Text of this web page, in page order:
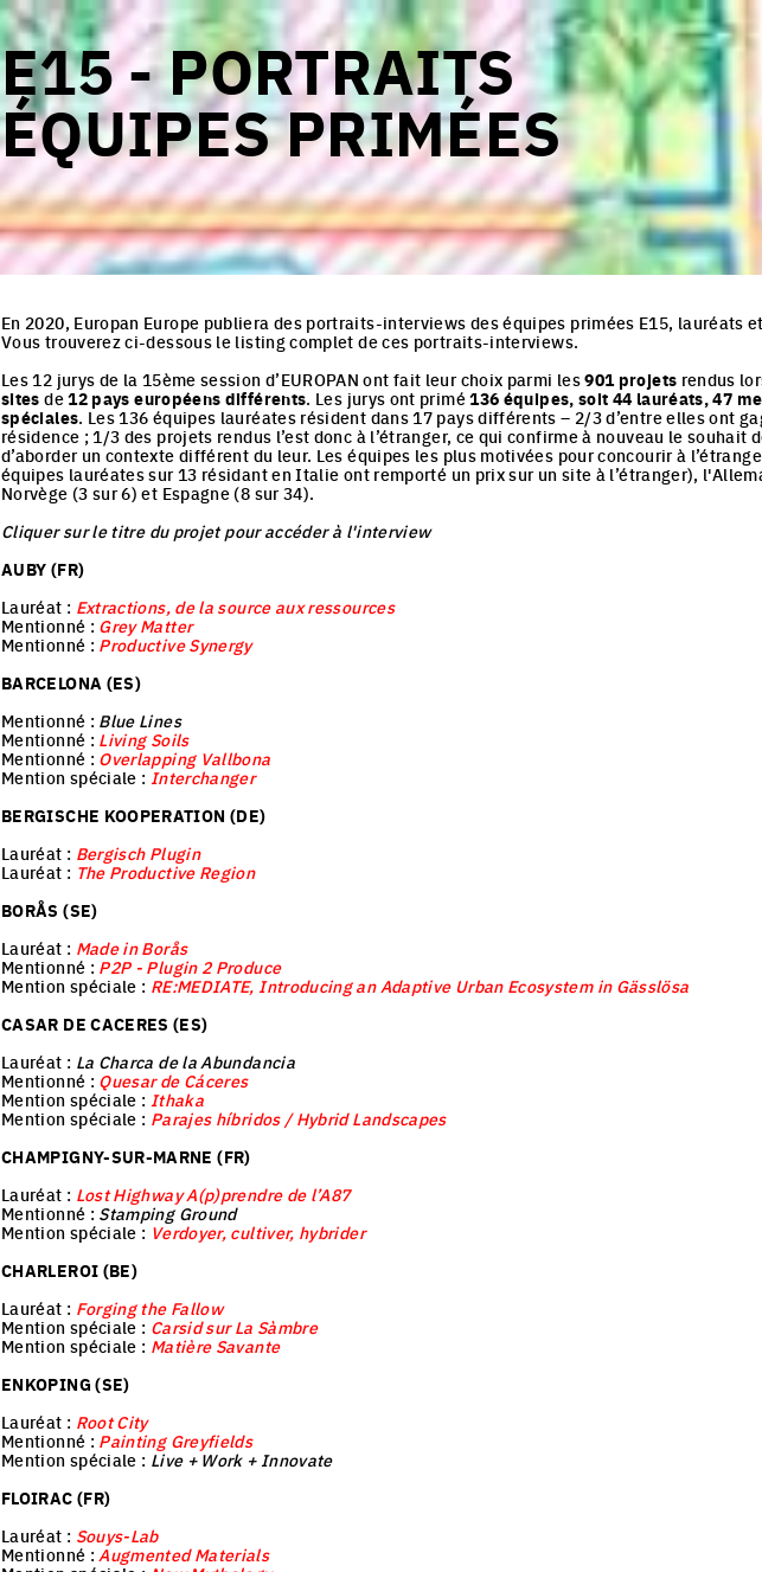
E15 - PORTRAITS
ÉQUIPES PRIMÉES
En 2020, Europan Europe publiera des portraits-interviews des équipes primées E15, lauréats
Vous trouverez ci-dessous le listing complet de ces portraits-interviews.
Les 12 jurys de la 15ème session d’EUROPAN ont fait leur choix parmi les901 projets rendus
sites de12 pays européens différents. Les jurys ont primé136 équipes, soit 44 lauréats, 47
spéciales. Les 136 équipes lauréates résident dans 17 pays différents – 2/3 d’entre elles ont
résidence ; 1/3 des projets rendus l’est donc à l’étranger, ce qui confirme à nouveau le souhait
d’aborder un contexte différent du leur. Les équipes les plus motivées pour concourir à
équipes lauréates sur 13 résidant en Italie ont remporté un prix sur un site à l’étranger),
Norvège (3 sur 6) et Espagne (8 sur 34).
Cliquer sur le titre du projet pour accéder à l'interview
AUBY (FR)
Lauréat : Extractions, de la source aux ressources
Mentionné : Grey Matter
Mentionné : Productive Synergy
BARCELONA (ES)
Mentionné : Blue Lines
Mentionné : Living Soils
Mentionné : Overlapping Vallbona
Mention spéciale : Interchanger
BERGISCHE KOOPERATION (DE)
Lauréat : Bergisch Plugin
Lauréat : The Productive Region
BORÅS (SE)
Lauréat : Made in Borås
Mentionné : P2P - Plugin 2 Produce
Mention spéciale : RE:MEDIATE, Introducing an Adaptive Urban Ecosystem in Gässlösa
CASAR DE CACERES (ES)
Lauréat : La Charca de la Abundancia
Mentionné : Quesar de Cáceres
Mention spéciale : Ithaka
Mention spéciale : Parajes híbridos / Hybrid Landscapes
CHAMPIGNY-SUR-MARNE (FR)
Lauréat : Lost Highway A(p)prendre de l’A87
Mentionné : Stamping Ground
Mention spéciale : Verdoyer, cultiver, hybrider
CHARLEROI (BE)
Lauréat : Forging the Fallow
Mention spéciale : Carsid sur La Sàmbre
Mention spéciale : Matière Savante
ENKOPING (SE)
Lauréat : Root City
Mentionné : Painting Greyfields
Mention spéciale : Live + Work + Innovate
FLOIRAC (FR)
Lauréat : Souys-Lab
Mentionné :Augmented Materials